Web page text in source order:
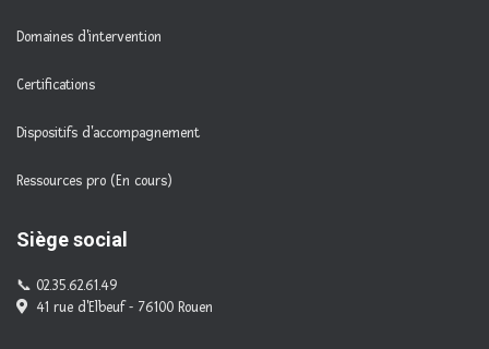
Domaines d'intervention
Certifications
Dispositifs d'accompagnement
Ressources pro (En cours)
Siège social
02.35.62.61.49
41 rue d'Elbeuf - 76100 Rouen